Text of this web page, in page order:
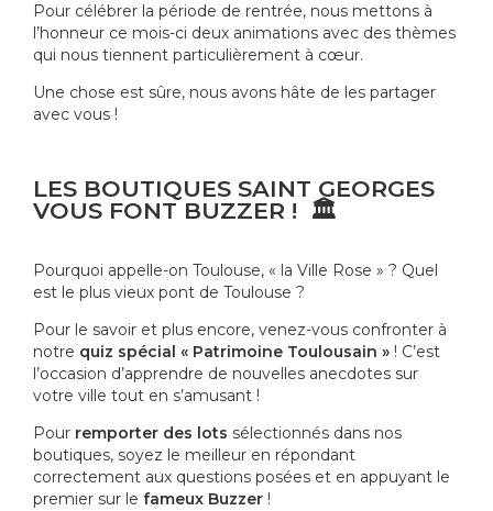
Pour célébrer la période de rentrée, nous mettons à
l’honneur ce mois-ci deux animations avec des thèmes
qui nous tiennent particulièrement à cœur.
Une chose est sûre, nous avons hâte de les partager
avec vous !
LES BOUTIQUES SAINT GEORGES
VOUS FONT BUZZER ! 🏛
Pourquoi appelle-on Toulouse, « la Ville Rose » ? Quel
est le plus vieux pont de Toulouse ?
Pour le savoir et plus encore, venez-vous confronter à
notre quiz spécial « Patrimoine Toulousain » ! C’est
l’occasion d’apprendre de nouvelles anecdotes sur
votre ville tout en s’amusant !
Pour remporter des lots sélectionnés dans nos
boutiques, soyez le meilleur en répondant
correctement aux questions posées et en appuyant le
premier sur le fameux Buzzer !